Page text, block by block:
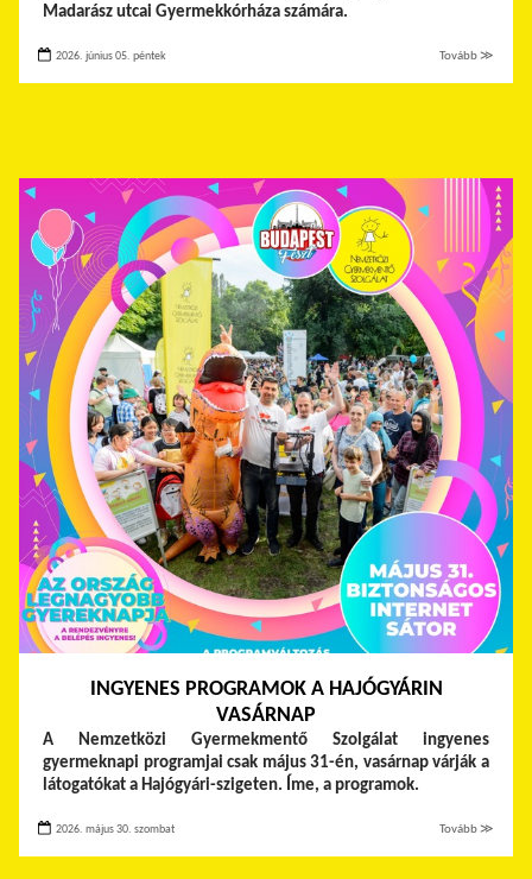
Madarász utcai Gyermekkórháza számára.
2026. június 05. péntek Tovább ≫
INGYENES PROGRAMOK A HAJÓGYÁRIN
VASÁRNAP
A Nemzetközi Gyermekmentő Szolgálat ingyenes
gyermeknapi programjai csak május 31-én, vasárnap várják a
látogatókat a Hajógyári-szigeten. Íme, a programok.
2026. május 30. szombat Tovább ≫